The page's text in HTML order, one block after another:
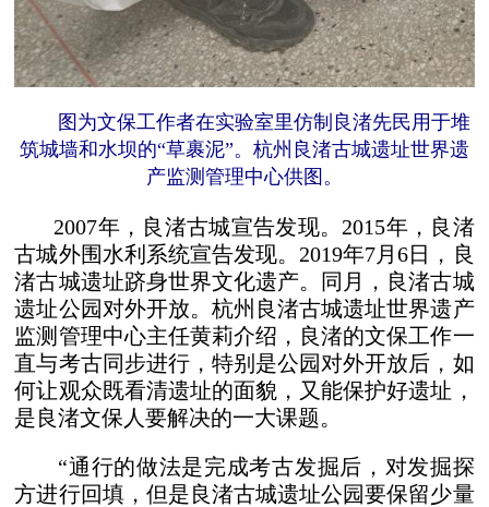
图为文保工作者在实验室里仿制良渚先民用于堆
筑城墙和水坝的“草裹泥”。杭州良渚古城遗址世界遗
产监测管理中心供图。
2007年，良渚古城宣告发现。2015年，良渚
古城外围水利系统宣告发现。2019年7月6日，良
渚古城遗址跻身世界文化遗产。同月，良渚古城
遗址公园对外开放。杭州良渚古城遗址世界遗产
监测管理中心主任黄莉介绍，良渚的文保工作一
直与考古同步进行，特别是公园对外开放后，如
何让观众既看清遗址的面貌，又能保护好遗址，
是良渚文保人要解决的一大课题。
“通行的做法是完成考古发掘后，对发掘探
方进行回填，但是良渚古城遗址公园要保留少量